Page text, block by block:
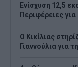
Ενίσχυση 12,5
Περιφέρειες
Ο Κικίλιας
Γιαννούλια για